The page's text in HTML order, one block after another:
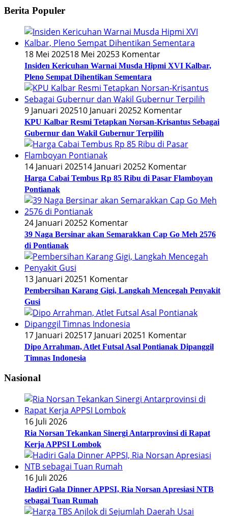
Berita Populer
18 Mei 202518 Mei 20253 Komentar
Insiden Kericuhan Warnai Musda Hipmi XVI Kalbar,
Pleno Sempat Dihentikan Sementara
9 Januari 202510 Januari 20252 Komentar
KPU Kalbar Resmi Tetapkan Norsan-Krisantus Sebagai
Gubernur dan Wakil Gubernur Terpilih
14 Januari 202514 Januari 20252 Komentar
Harga Cabai Tembus Rp 85 Ribu di Pasar Flamboyan
Pontianak
24 Januari 20252 Komentar
39 Naga Bersinar akan Semarakkan Cap Go Meh 2576
di Pontianak
13 Januari 20251 Komentar
Pembersihan Karang Gigi, Langkah Mencegah Penyakit
Gusi
17 Januari 202517 Januari 20251 Komentar
Dipo Arrahman, Atlet Futsal Asal Pontianak Dipanggil
Timnas Indonesia
Nasional
16 Juli 2026
Ria Norsan Tekankan Sinergi Antarprovinsi di Rapat
Kerja APPSI Lombok
16 Juli 2026
Hadiri Gala Dinner APPSI, Ria Norsan Apresiasi NTB
sebagai Tuan Rumah